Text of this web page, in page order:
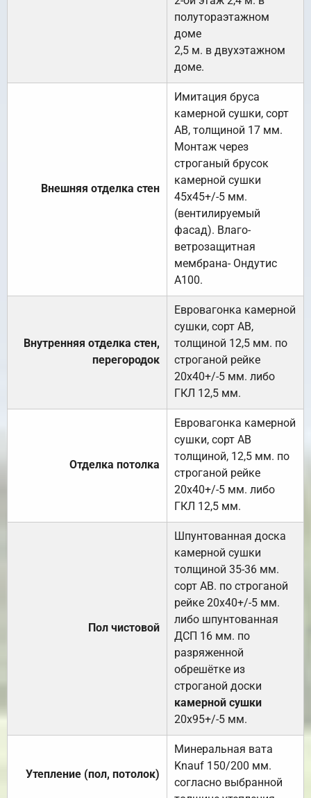
полутораэтажном
доме
2,5 м. в двухэтажном
доме.
Внешняя отделка стен
Имитация бруса
камерной сушки, сорт
АВ, толщиной 17 мм.
Монтаж через
строганый брусок
камерной сушки
45х45+/-5 мм.
(вентилируемый
фасад). Влаго-
ветрозащитная
мембрана- Ондутис
А100.
Внутренняя отделка стен,
перегородок
Евровагонка камерной
сушки, сорт АВ,
толщиной 12,5 мм. по
строганой рейке
20х40+/-5 мм. либо
ГКЛ 12,5 мм.
Отделка потолка
Евровагонка камерной
сушки, сорт АВ
толщиной, 12,5 мм. по
строганой рейке
20х40+/-5 мм. либо
ГКЛ 12,5 мм.
Пол чистовой
Шпунтованная доска
камерной сушки
толщиной 35-36 мм.
сорт АВ. по строганой
рейке 20х40+/-5 мм.
либо шпунтованная
ДСП 16 мм. по
разряженной
обрешётке из
строганой доски
камерной сушки
20х95+/-5 мм.
Утепление (пол, потолок)
Минеральная вата
Knauf 150/200 мм.
согласно выбранной